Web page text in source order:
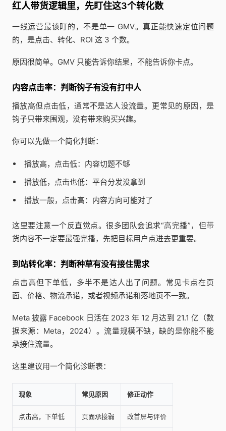
红人带货逻辑里，先盯住这3个转化数
一线运营最该盯的，不是单一 GMV。真正能快速定位问题
的，是点击、转化、ROI 这 3 个数。
原因很简单。GMV 只能告诉你结果，不能告诉你卡点。
内容点击率：判断钩子有没有打中人
播放高但点击低，通常不是达人没流量。更常见的原因，是
钩子只带来围观，没有带来购买兴趣。
你可以先做一个简化判断：
播放高，点击低：内容切题不够
播放低，点击也低：平台分发没拿到
播放一般，点击高：内容方向可能对了
这里要注意一个反直觉点。很多团队会追求“高完播”，但带
货内容不一定要最强完播，先把目标用户点进去更重要。
到站转化率：判断种草有没有接住需求
点击高但下单低，多半不是达人出了问题。常见卡点在页
面、价格、物流承诺，或者视频承诺和落地页不一致。
Meta 披露 Facebook 日活在 2023 年 12 月达到 21.1 亿（数
据来源：Meta，2024）。流量规模不缺，缺的是你能不能
承接住流量。
这里建议用一个简化诊断表：
现象 常见原因 修正动作
点击高，下单低 页面承接弱 改首屏与评价